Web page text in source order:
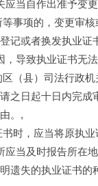
当自作出准予变
事项的，变更审
记或者换发执业证
导致执业证书无
（县）司法行政
之日起十日内完
。,
时，应当将原执
当及时报告所在
遗失的执业证书